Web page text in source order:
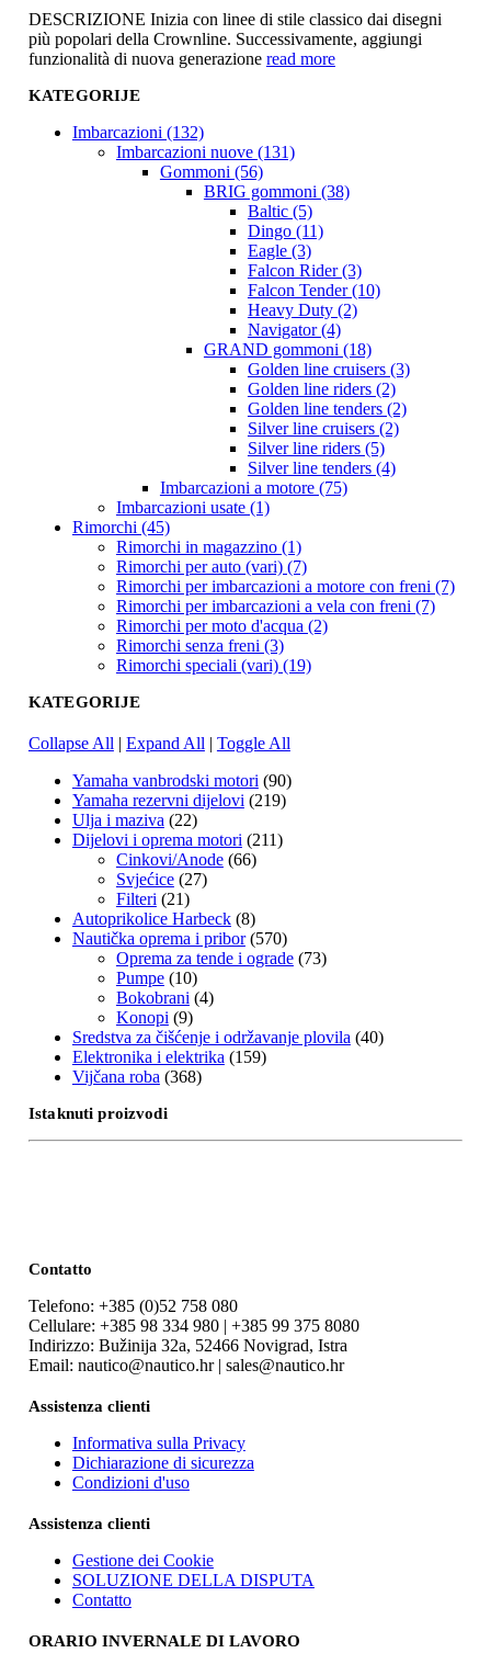
DESCRIZIONE Inizia con linee di stile classico dai disegni
più popolari della Crownline. Successivamente, aggiungi
funzionalità di nuova generazione read more
KATEGORIJE
Imbarcazioni (132)
Imbarcazioni nuove (131)
Gommoni (56)
BRIG gommoni (38)
Baltic (5)
Dingo (11)
Eagle (3)
Falcon Rider (3)
Falcon Tender (10)
Heavy Duty (2)
Navigator (4)
GRAND gommoni (18)
Golden line cruisers (3)
Golden line riders (2)
Golden line tenders (2)
Silver line cruisers (2)
Silver line riders (5)
Silver line tenders (4)
Imbarcazioni a motore (75)
Imbarcazioni usate (1)
Rimorchi (45)
Rimorchi in magazzino (1)
Rimorchi per auto (vari) (7)
Rimorchi per imbarcazioni a motore con freni (7)
Rimorchi per imbarcazioni a vela con freni (7)
Rimorchi per moto d'acqua (2)
Rimorchi senza freni (3)
Rimorchi speciali (vari) (19)
KATEGORIJE
Collapse All | Expand All | Toggle All
Yamaha vanbrodski motori (90)
Yamaha rezervni dijelovi (219)
Ulja i maziva (22)
Dijelovi i oprema motori (211)
Cinkovi/Anode (66)
Svjećice (27)
Filteri (21)
Autoprikolice Harbeck (8)
Nautička oprema i pribor (570)
Oprema za tende i ograde (73)
Pumpe (10)
Bokobrani (4)
Konopi (9)
Sredstva za čišćenje i održavanje plovila (40)
Elektronika i elektrika (159)
Vijčana roba (368)
Istaknuti proizvodi
Contatto
Telefono: +385 (0)52 758 080
Cellulare: +385 98 334 980 | +385 99 375 8080
Indirizzo: Bužinija 32a, 52466 Novigrad, Istra
Email: nautico@nautico.hr | sales@nautico.hr
Assistenza clienti
Informativa sulla Privacy
Dichiarazione di sicurezza
Condizioni d'uso
Assistenza clienti
Gestione dei Cookie
SOLUZIONE DELLA DISPUTA
Contatto
ORARIO INVERNALE DI LAVORO